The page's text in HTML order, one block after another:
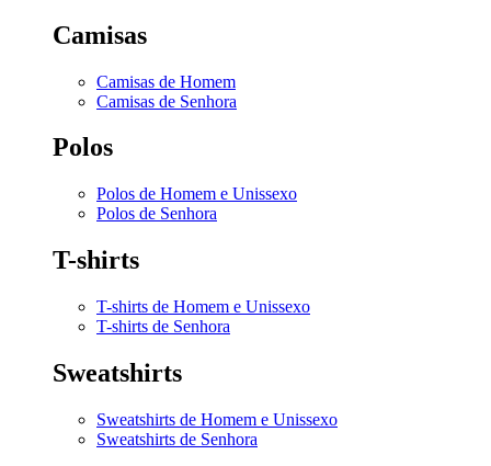
Camisas
Camisas de Homem
Camisas de Senhora
Polos
Polos de Homem e Unissexo
Polos de Senhora
T-shirts
T-shirts de Homem e Unissexo
T-shirts de Senhora
Sweatshirts
Sweatshirts de Homem e Unissexo
Sweatshirts de Senhora